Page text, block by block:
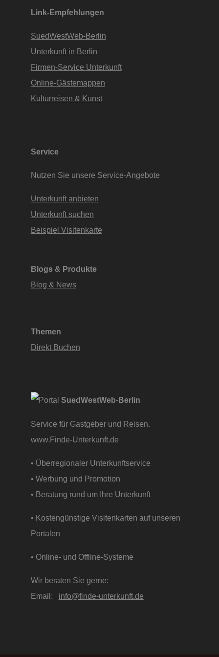
Link-Empfehlungen
SuedWestWeb-Berlin
Unterkunft in Berlin
Firmen-Service Unterkunft
Online-Gästemappen
Kulturreisen & Kunst
Service
Nutzen Sie unsere Service-Angebote
Unterkunft anbieten
Unterkunft suchen
Beispiel Visitenkarte
Blogs & Produkte
Blog & News
Themen
Direkt Buchen
SuedWestWeb-Berlin
Service für Gastgeber und Reisen.
www.Finde-Unterkunft.de
• Überregionaler Unterkunftservice
• Werbung und Promotion
• Beratung rund um Ihre Unterkunft
• Kostengünstige Visitenkarten auf unseren
Portalen
• Online- und Offline-Systeme
Wir beraten Sie gerne:
Email: info@finde-unterkunft.de